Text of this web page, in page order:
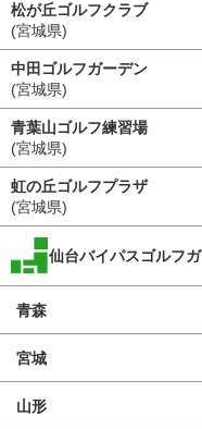
松が丘ゴルフクラブ
(宮城県)
中田ゴルフガーデン
(宮城県)
青葉山ゴルフ練習場
(宮城県)
虹の丘ゴルフプラザ
(宮城県)
仙台バイパスゴルフ
青森
宮城
山形